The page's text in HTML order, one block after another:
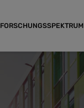
FORSCHUNGSSPEKTRUM